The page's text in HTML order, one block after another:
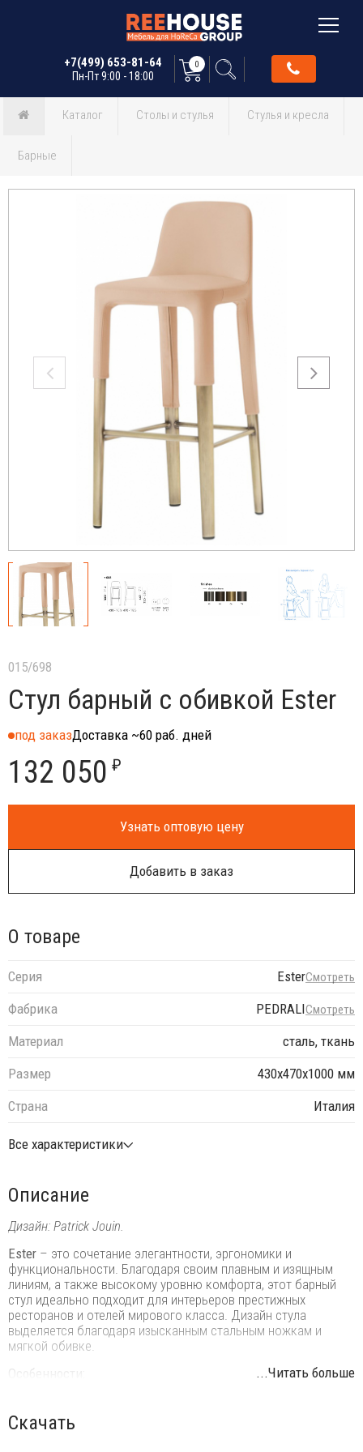
+7(499) 653-81-64
Пн-Пт 9:00 - 18:00
0
Каталог Столы и стулья Стулья и кресла
Барные
015/698
Стул барный с обивкой Ester
под заказДоставка ~60 раб. дней
132 050 ₽
Узнать оптовую цену
Добавить в заказ
О товаре
Серия EsterСмотреть
Фабрика PEDRALIСмотреть
Материал
сталь, ткань
Размер
430х470х1000 мм
Страна
Италия
Все характеристики
Описание
Дизайн: Patrick Jouin.
Ester – это сочетание элегантности, эргономики и
функциональности. Благодаря своим плавным и изящным
линиям, а также высокому уровню комфорта, этот барный
стул идеально подходит для интерьеров престижных
ресторанов и отелей мирового класса. Дизайн стула
выделяется благодаря изысканным стальным ножкам и
мягкой обивке.
Особенности:
гибким формованным пенополиуретаном (плотность 60 кг/
3
...Читать больше
Скачать